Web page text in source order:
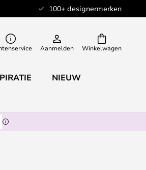
100+ designermerken
Winkelwagen
Aanmelden
NIEUW